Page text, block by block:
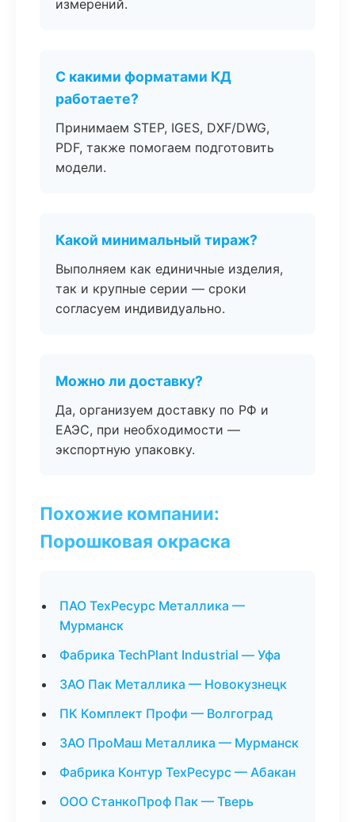
измерений.
С какими форматами КД
работаете?
Принимаем STEP, IGES, DXF/DWG,
PDF, также помогаем подготовить
модели.
Какой минимальный тираж?
Выполняем как единичные изделия,
так и крупные серии — сроки
согласуем индивидуально.
Можно ли доставку?
Да, организуем доставку по РФ и
ЕАЭС, при необходимости —
экспортную упаковку.
Похожие компании:
Порошковая окраска
ПАО ТехРесурс Металлика —
Мурманск
Фабрика TechPlant Industrial — Уфа
ЗАО Пак Металлика — Новокузнецк
ПК Комплект Профи — Волгоград
ЗАО ПроМаш Металлика — Мурманск
Фабрика Контур ТехРесурс — Абакан
ООО СтанкоПроф Пак — Тверь